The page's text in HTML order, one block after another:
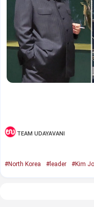
TEAM UDAYAVANI
#North Korea #leader #Kim